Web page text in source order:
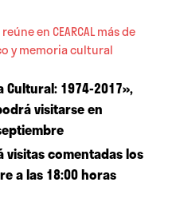
en CEARCAL más de
y memoria cultural
1974-2017»,
visitarse en
visitas comentadas los
a las 18:00 horas